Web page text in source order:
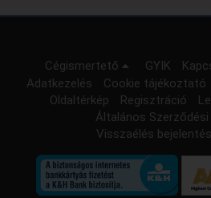
Cégismertető GYIK
Adatkezelés
Cookie tájékoztató
Oldaltérkép
Regisztráció
Általános
Visszaélés